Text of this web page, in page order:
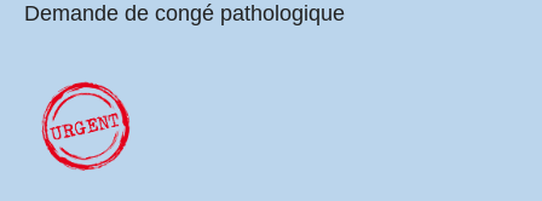
Demande de congé pathologique